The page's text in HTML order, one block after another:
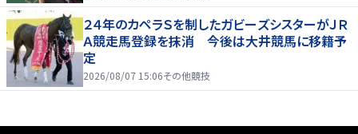
２４年のカペラＳを制したガビーズシスターがＪＲ
Ａ競走馬登録を抹消 今後は大井競馬に移籍予
定
2026/08/07 15:06その他競技